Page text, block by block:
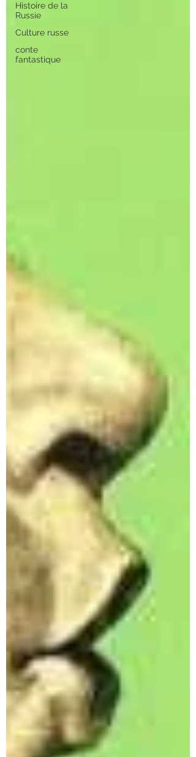
Histoire de la
Russie
Culture russe
conte
fantastique